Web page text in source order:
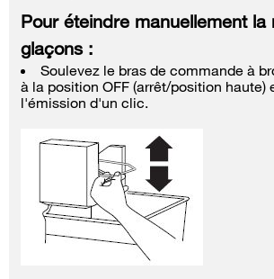
Pour éteindre manuellement la
glaçons :
Soulevez le bras de commande à
à la position OFF (arrêt/position haute)
l'émission d'un clic.